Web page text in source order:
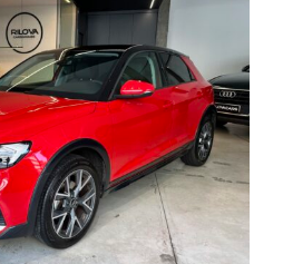
ALLSTREET